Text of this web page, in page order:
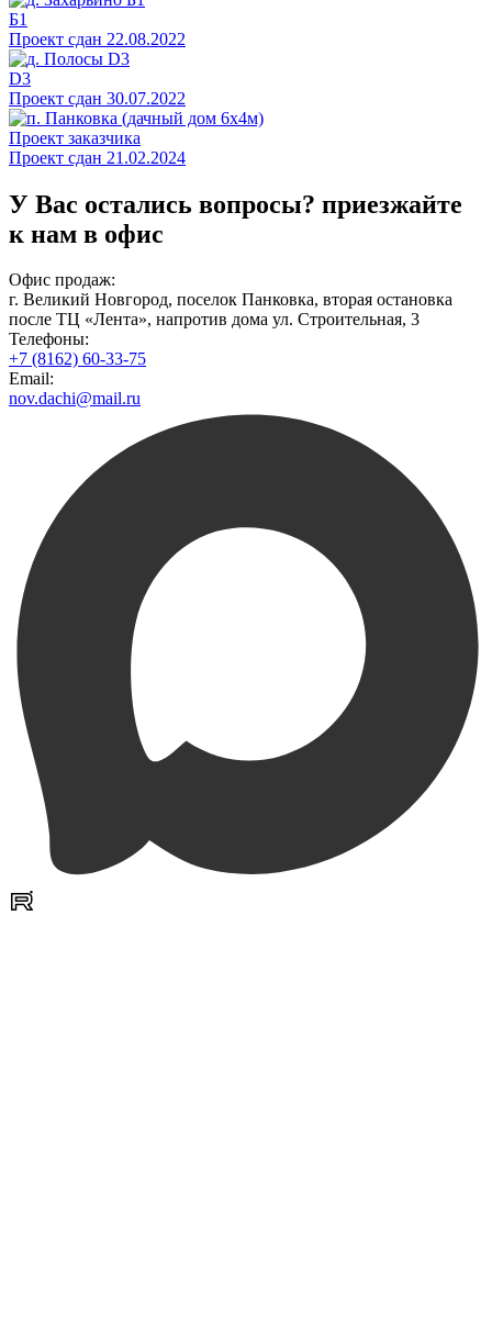
Б1
Проект сдан 22.08.2022
D3
Проект сдан 30.07.2022
Проект заказчика
Проект сдан 21.02.2024
У Вас остались вопросы? приезжайте
к нам в офис
Офис продаж:
г. Великий Новгород, поселок Панковка, вторая остановка
после ТЦ «Лента», напротив дома ул. Строительная, 3
Телефоны:
+7 (8162) 60-33-75
Email:
nov.dachi@mail.ru